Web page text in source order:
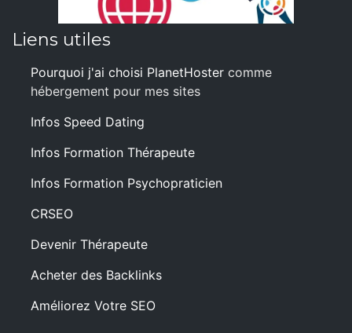
Liens utiles
Pourquoi j'ai choisi PlanetHoster comme
hébergement pour mes sites
Infos Speed Dating
Infos Formation Thérapeute
Infos Formation Psychopraticien
CRSEO
Devenir Thérapeute
Acheter des Backlinks
Améliorez Votre SEO